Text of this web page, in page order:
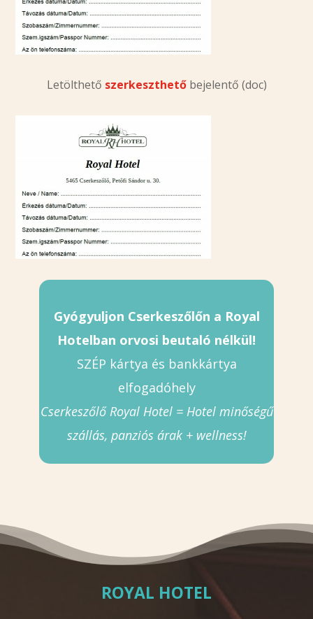
Letölthető szerkeszthetőbejelentő (doc)
Gyógyuljon Cserkeszőlőn a Royal
Hotelban orvosi beutaló nélkül!
SZÉP kártya és bankkártya
elfogadóhely
Cserkeszőlő Royal Hotel = Hotel minőségű
szállás, panziós árak + wellness!
ROYAL HOTEL